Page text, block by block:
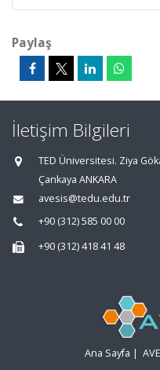
Paylaş
İletişim Bilgileri
TED Üniversitesi. Ziya
Çankaya ANKARA
avesis@tedu.edu.tr
+90 (312) 585 00 00
+90 (312) 418 41 48
Ana Sayfa |